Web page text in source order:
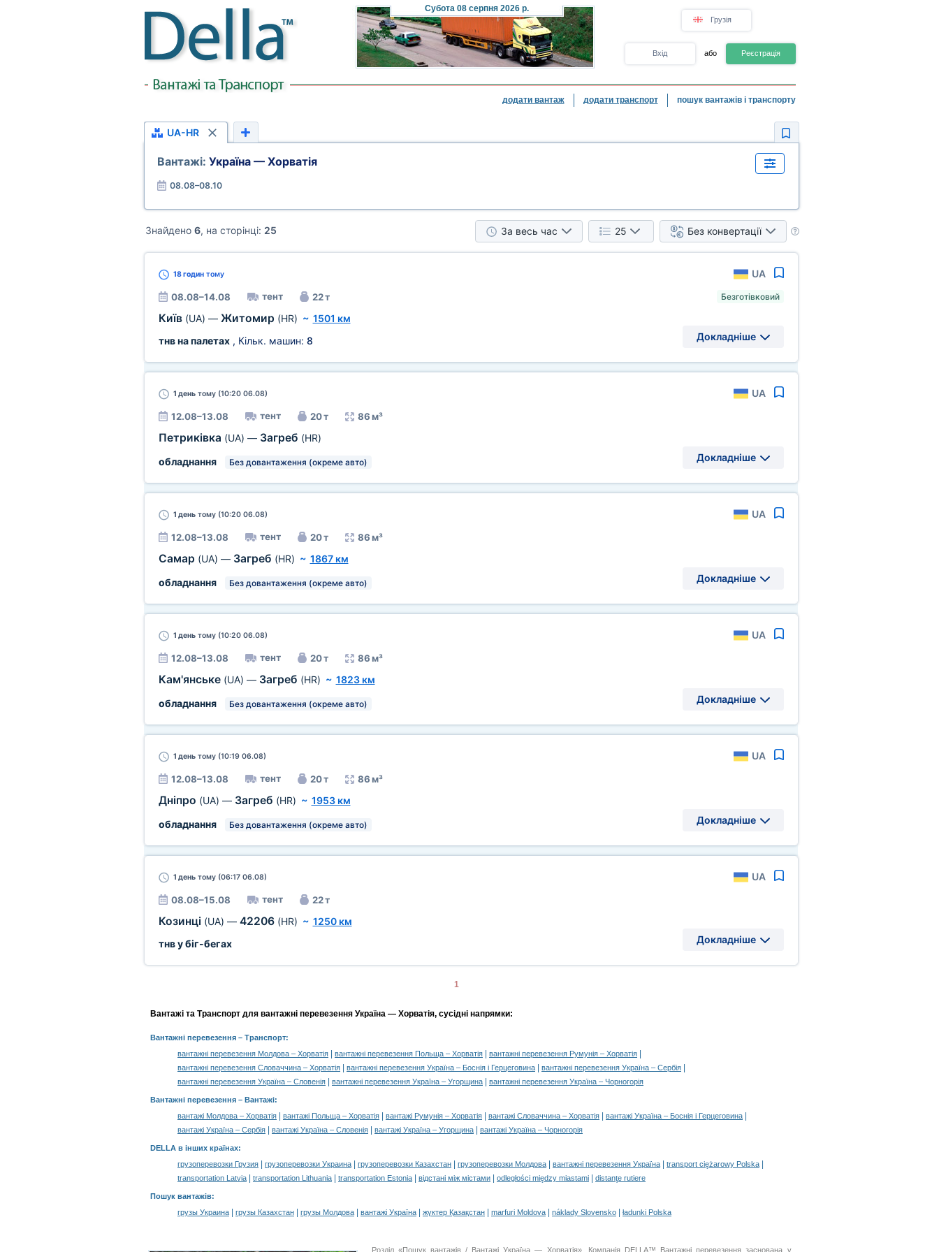
Субота08 серпня 2026 р.
Грузія
Вхід або Реєстрація
додати вантаж додати транспорт пошук вантажів і транспорту
UA-HR
Вантажі: Україна — Хорватія
08.08–08.10
Знайдено 6, на сторінці: 25 За весь час 25 Без конвертації
18 годинтому UA
08.08–14.08 тент 22 т
Київ (UA) — Житомир (HR) ~ 1501 км
тнв на палетах, Кільк. машин: 8
Безготівковий
Докладніше
1 деньтому (10:20 06.08) UA
12.08–13.08 тент 20 т 86 м³
Петриківка (UA) — Загреб (HR)
обладнання
Без довантаження (окреме авто) Докладніше
1 деньтому (10:20 06.08) UA
12.08–13.08 тент 20 т 86 м³
Самар (UA) — Загреб (HR) ~ 1867 км
обладнання
Без довантаження (окреме авто) Докладніше
1 деньтому (10:20 06.08) UA
12.08–13.08 тент 20 т 86 м³
Кам'янське (UA) — Загреб (HR) ~ 1823 км
обладнання
Без довантаження (окреме авто) Докладніше
1 деньтому (10:19 06.08) UA
12.08–13.08 тент 20 т 86 м³
Дніпро (UA) — Загреб (HR) ~ 1953 км
обладнання
Без довантаження (окреме авто) Докладніше
1 деньтому (06:17 06.08) UA
08.08–15.08 тент 22 т
Козинці (UA) — 42206 (HR) ~ 1250 км
тнв у біг-бегах
Докладніше
1
Вантажі та Транспорт для вантажні перевезення Україна — Хорватія, сусідні напрямки:
Вантажні перевезення – Транспорт:
вантажні перевезення Молдова – Хорватія
вантажні перевезення Польща – Хорватія вантажні перевезення Румунія – Хорватія
вантажні перевезення Словаччина – Хорватія вантажні перевезення Україна – Боснія і Герцеговина вантажні перевезення Україна – Сербія
вантажні перевезення Україна – Словенія вантажні перевезення Україна – Угорщина вантажні перевезення Україна – Чорногорія
Вантажні перевезення – Вантажі:
вантажі Молдова – Хорватія
вантажі Польща – Хорватія вантажі Румунія – Хорватія вантажі Словаччина – Хорватія вантажі Україна – Боснія і Герцеговина
вантажі Україна – Сербія вантажі Україна – Словенія вантажі Україна – Угорщина вантажі Україна – Чорногорія
DELLA в інших країнах:
грузоперевозки Грузия
грузоперевозки Украина грузоперевозки Казахстан грузоперевозки Молдова вантажні перевезення Україна transport ciężarowy Polska
transportation Latvia transportation Lithuania transportation Estonia відстані між містами odległości między miastami distanţe rutiere
Пошук вантажів:
грузы Украина
грузы Казахстан грузы Молдова вантажі Україна жүктер Қазақстан marfuri Moldova náklady Slovensko ładunki Polska
Розділ «Пошук вантажів / Вантажі Україна — Хорватія». Компанія DELLA™ Вантажні перевезення заснована у